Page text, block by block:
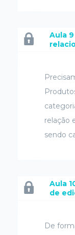
Aula
relação
sendo
Aula
de
De